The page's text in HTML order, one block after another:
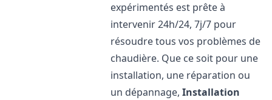
expérimentés est prête à
intervenir 24h/24, 7j/7 pour
résoudre tous vos problèmes de
chaudière. Que ce soit pour une
installation, une réparation ou
un dépannage,Installation